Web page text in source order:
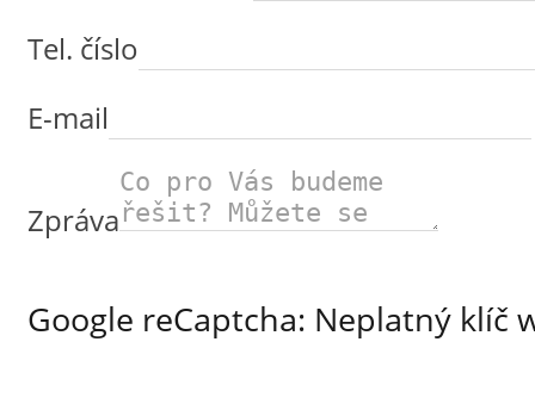
Tel. číslo
E-mail
Zpráva
Google reCaptcha: Neplatný klíč